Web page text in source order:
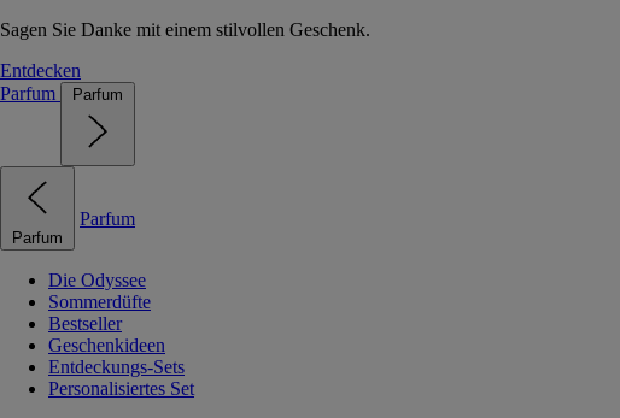
Sagen Sie Danke mit einem stilvollen Geschenk.
Entdecken
Parfum
Parfum
Parfum
Parfum
Die Odyssee
Sommerdüfte
Bestseller
Geschenkideen
Entdeckungs-Sets
Personalisiertes Set